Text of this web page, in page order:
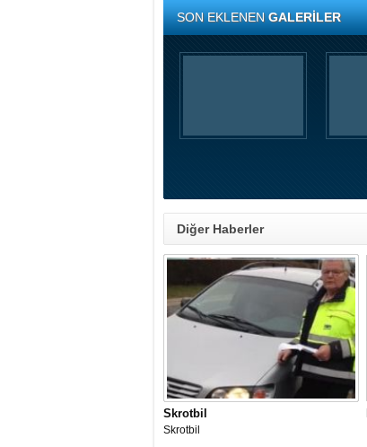
SON EKLENENGALERİLER
Diğer Haberler
Skrotbil
Skrotbil